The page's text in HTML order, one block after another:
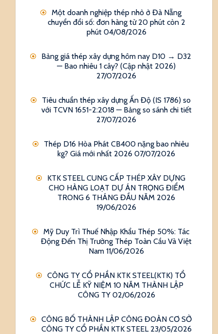
Một doanh nghiệp thép nhỏ ở Đà Nẵng
chuyển đổi số: đơn hàng từ 20 phút còn 2
phút 04/08/2026
Bảng giá thép xây dựng hôm nay D10 → D32
— Bao nhiêu 1 cây? (Cập nhật 2026)
27/07/2026
Tiêu chuẩn thép xây dựng Ấn Độ (IS 1786) so
với TCVN 1651-2:2018 — Bảng so sánh chi tiết
27/07/2026
Thép D16 Hòa Phát CB400 nặng bao nhiêu
kg? Giá mới nhất 2026 07/07/2026
KTK STEEL CUNG CẤP THÉP XÂY DỰNG
CHO HÀNG LOẠT DỰ ÁN TRỌNG ĐIỂM
TRONG 6 THÁNG ĐẦU NĂM 2026
19/06/2026
Mỹ Duy Trì Thuế Nhập Khẩu Thép 50%: Tác
Động Đến Thị Trường Thép Toàn Cầu Và Việt
Nam 11/06/2026
CÔNG TY CỔ PHẦN KTK STEEL(KTK) TỔ
CHỨC LỄ KỸ NIỆM 10 NĂM THÀNH LẬP
CÔNG TY 02/06/2026
CÔNG BỐ THÀNH LẬP CÔNG ĐOÀN CƠ SỞ
CÔNG TY CỔ PHẦN KTK STEEL 23/05/2026